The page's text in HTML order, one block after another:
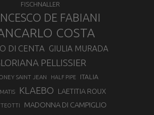
FISCHNALLER
DE FABIANI
COSTA
DI CENTA GIULIA MURADA
PELLISSIER
SAINT JEAN HALF PIPE ITALIA
KLAEBO LAETITIA ROUX
MADONNA DI CAMPIGLIO